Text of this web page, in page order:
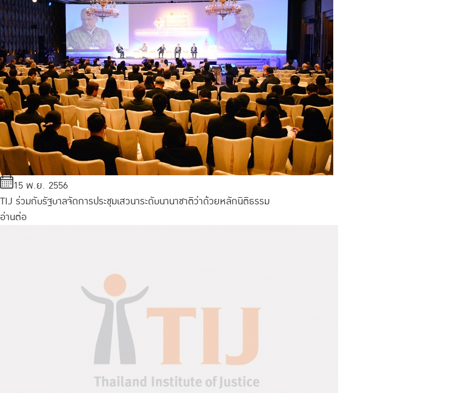
15 พ.ย. 2556
TIJ ร่วมกับรัฐบาลจัดการประชุมเสวนาระดับนานาชาติว่าด้วยหลักนิติธรรม
อ่านต่อ